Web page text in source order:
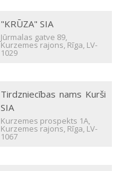
"KRŪZA" SIA
Jūrmalas gatve 89,
Kurzemes rajons, Rīga, LV-
1029
Tirdzniecības nams Kurši
SIA
Kurzemes prospekts 1A,
Kurzemes rajons, Rīga, LV-
1067